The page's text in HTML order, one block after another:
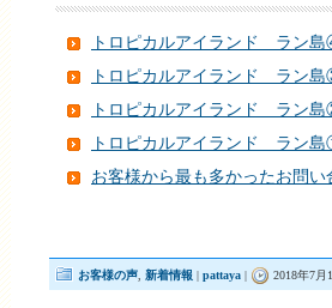
トロピカルアイランド ラン
トロピカルアイランド ラン
トロピカルアイランド ラン
トロピカルアイランド ラン
お客様から最も多かったお問
お客様の声 新着情報 | pattaya | 2018年7月